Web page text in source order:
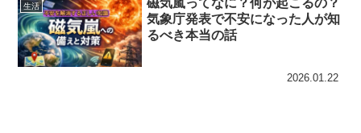
生活
気象庁発表で不安になった人が知
るべき本当の話
2026.01.22